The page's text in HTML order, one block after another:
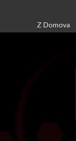
content
Z Domova